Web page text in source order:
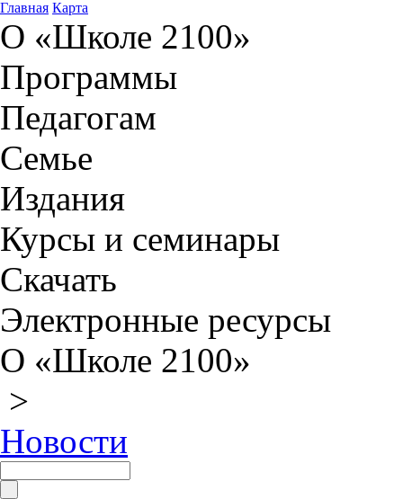
Главная Карта
О «Школе 2100»
Программы
Педагогам
Семье
Издания
Курсы и семинары
Скачать
Электронные ресурсы
О «Школе 2100»
>
Новости